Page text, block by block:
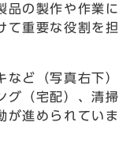
品の製作や作業に
て重要な役割を担
ど（写真右下）
グ（宅配）、清掃
が進められていま